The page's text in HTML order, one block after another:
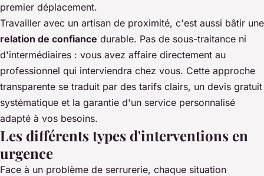
premier déplacement.
Travailler avec un artisan de proximité, c'est aussi bâtir une
relation de confiance durable. Pas de sous-traitance ni
d'intermédiaires : vous avez affaire directement au
professionnel qui interviendra chez vous. Cette approche
transparente se traduit par des tarifs clairs, un devis gratuit
systématique et la garantie d'un service personnalisé
adapté à vos besoins.
Les différents types d'interventions en
urgence
Face à un problème de serrurerie, chaque situation